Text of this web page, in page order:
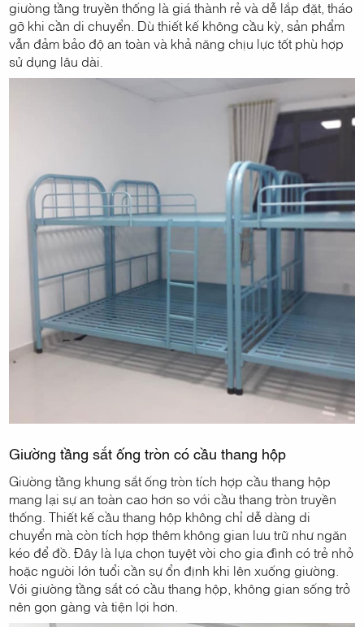
giường tầng truyền thống là giá thành rẻ và dễ lắp đặt, tháo
gỡ khi cần di chuyển. Dù thiết kế không cầu kỳ, sản phẩm
vẫn đảm bảo độ an toàn và khả năng chịu lực tốt phù hợp
sử dụng lâu dài.
Giường tầng sắt ống tròn có cầu thang hộp
Giường tầng khung sắt ống tròn tích hợp cầu thang hộp
mang lại sự an toàn cao hơn so với cầu thang tròn truyền
thống. Thiết kế cầu thang hộp không chỉ dễ dàng di
chuyển mà còn tích hợp thêm không gian lưu trữ như ngăn
kéo để đồ. Đây là lựa chọn tuyệt vời cho gia đình có trẻ nhỏ
hoặc người lớn tuổi cần sự ổn định khi lên xuống giường.
Với giường tầng sắt có cầu thang hộp, không gian sống trở
nên gọn gàng và tiện lợi hơn.